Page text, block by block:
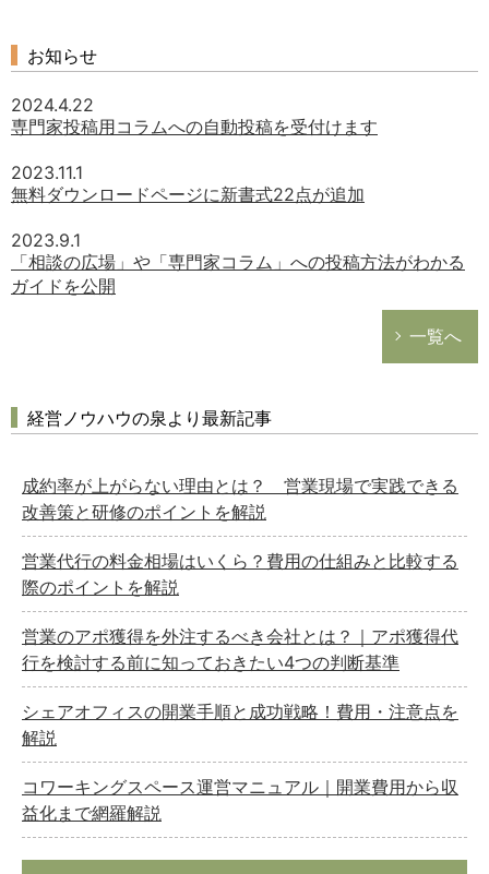
お知らせ
2024.4.22
専門家投稿用コラムへの自動投稿を受付けます
2023.11.1
無料ダウンロードページに新書式22点が追加
2023.9.1
「相談の広場」や「専門家コラム」への投稿方法がわかる
ガイドを公開
一覧へ
経営ノウハウの泉より最新記事
成約率が上がらない理由とは？ 営業現場で実践できる
改善策と研修のポイントを解説
営業代行の料金相場はいくら？費用の仕組みと比較する
際のポイントを解説
営業のアポ獲得を外注するべき会社とは？｜アポ獲得代
行を検討する前に知っておきたい4つの判断基準
シェアオフィスの開業手順と成功戦略！費用・注意点を
解説
コワーキングスペース運営マニュアル｜開業費用から収
益化まで網羅解説